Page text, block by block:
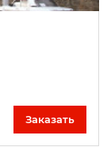
Заказать